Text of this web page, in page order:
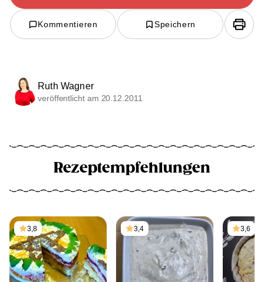
Kommentieren Speichern
Ruth Wagner
veröffentlicht am 20.12.2011
Rezeptempfehlungen
3,8 3,4 3,6